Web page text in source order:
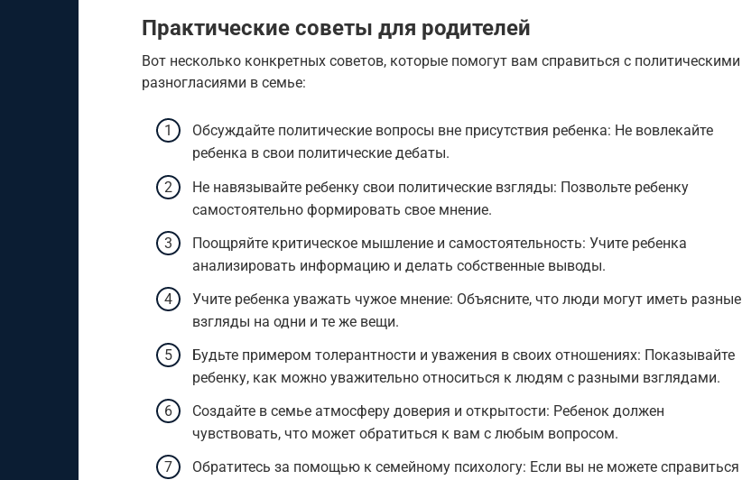
Практические советы для родителей
Вот несколько конкретных советов, которые помогут вам справиться с политическими
разногласиями в семье:
Обсуждайте политические вопросы вне присутствия ребенка: Не вовлекайте
ребенка в свои политические дебаты.
Не навязывайте ребенку свои политические взгляды: Позвольте ребенку
самостоятельно формировать свое мнение.
Поощряйте критическое мышление и самостоятельность: Учите ребенка
анализировать информацию и делать собственные выводы.
Учите ребенка уважать чужое мнение: Объясните, что люди могут иметь разные
взгляды на одни и те же вещи.
Будьте примером толерантности и уважения в своих отношениях: Показывайте
ребенку, как можно уважительно относиться к людям с разными взглядами.
Создайте в семье атмосферу доверия и открытости: Ребенок должен
чувствовать, что может обратиться к вам с любым вопросом.
Обратитесь за помощью к семейному психологу: Если вы не можете справиться